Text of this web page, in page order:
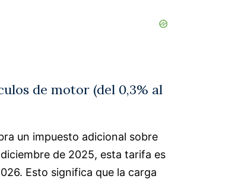
de motor (del 0,3% al
un impuesto adicional sobre
de 2025, esta tarifa es
Esto significa que la carga